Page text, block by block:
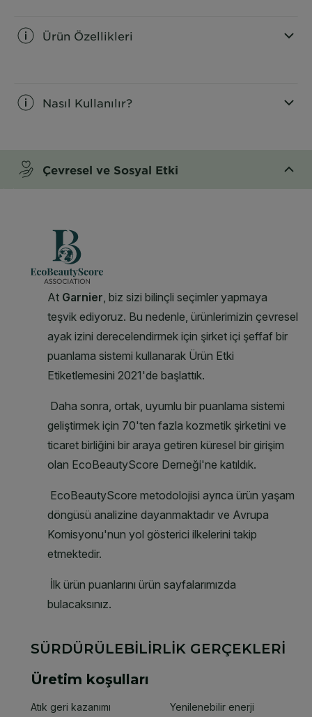
Ürün Özellikleri
Nasıl Kullanılır?
Çevresel ve Sosyal Etki